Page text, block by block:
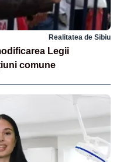
Realitatea de Sibiu
Legii
comune